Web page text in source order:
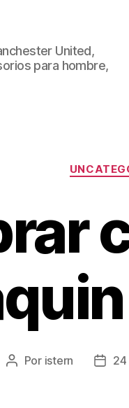
United,
para hombre,
Autor
Por istern